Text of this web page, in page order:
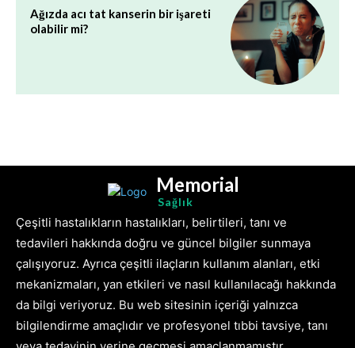
Ağızda acı tat kanserin bir işareti
olabilir mi?
Memorial
Sağlık
Çeşitli hastalıkların hastalıkları, belirtileri, tanı ve
tedavileri hakkında doğru ve güncel bilgiler sunmaya
çalışıyoruz. Ayrıca çeşitli ilaçların kullanım alanları, etki
mekanizmaları, yan etkileri ve nasıl kullanılacağı hakkında
da bilgi veriyoruz. Bu web sitesinin içeriği yalnızca
bilgilendirme amaçlıdır ve profesyonel tıbbi tavsiye, tanı